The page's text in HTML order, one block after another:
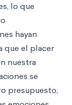
lo que
hayan
que el placer
nuestra
se
presupuesto,